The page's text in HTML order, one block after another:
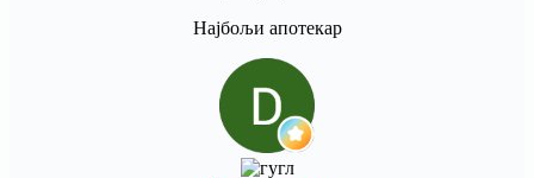
Најбољи апотекар